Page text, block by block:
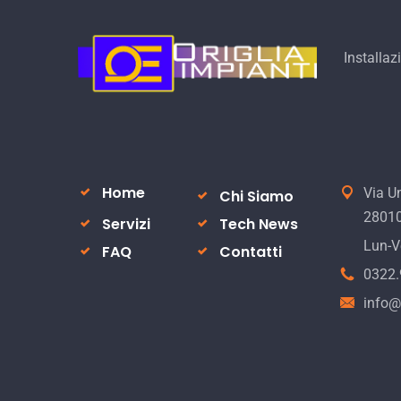
Home
Chi Siamo
Servizi
Tech News
FAQ
Contatti
Via
Lun-